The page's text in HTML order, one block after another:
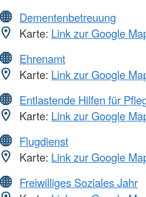
Dementenbetreuung
Karte: Link zur Google
Ehrenamt
Karte: Link zur Google
Entlastende Hilfen für
Karte: Link zur Google
Flugdienst
Karte: Link zur Google
Freiwilliges Soziales Jahr